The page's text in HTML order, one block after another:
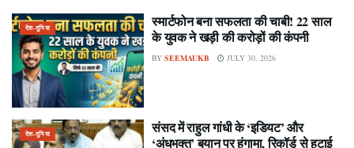
देश-दुनिया
स्मार्टफोन बना सफलता की चाबी! 22 साल
के युवक ने खड़ी की करोड़ों की कंपनी
BY SEEMAUKB JULY 30, 2026
देश-दुनिया
संसद में राहुल गांधी के ‘इडियट’ और
‘अंधभक्त’ बयान पर हंगामा, रिकॉर्ड से हटाई